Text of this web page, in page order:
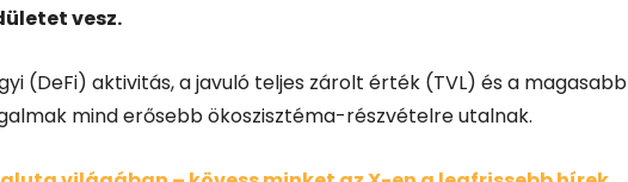
vesz.
(DeFi) aktivitás, a javuló teljes zárolt érték (TVL) és a magasabb
mind erősebb ökoszisztéma-részvételre utalnak.